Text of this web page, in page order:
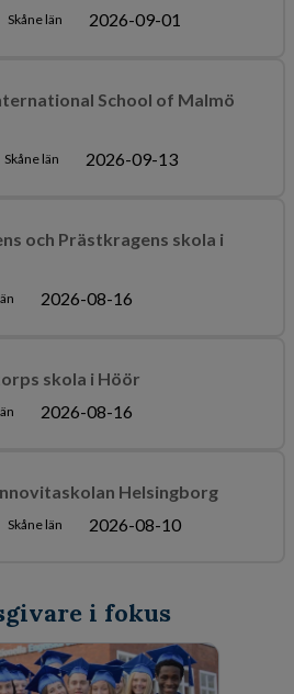
Skåne län 2026-09-01
School of Malmö
Skåne län 2026-09-13
och Prästkragens skola i
2026-08-16
skola i Höör
2026-08-16
Helsingborg
Skåne län 2026-08-10
i fokus